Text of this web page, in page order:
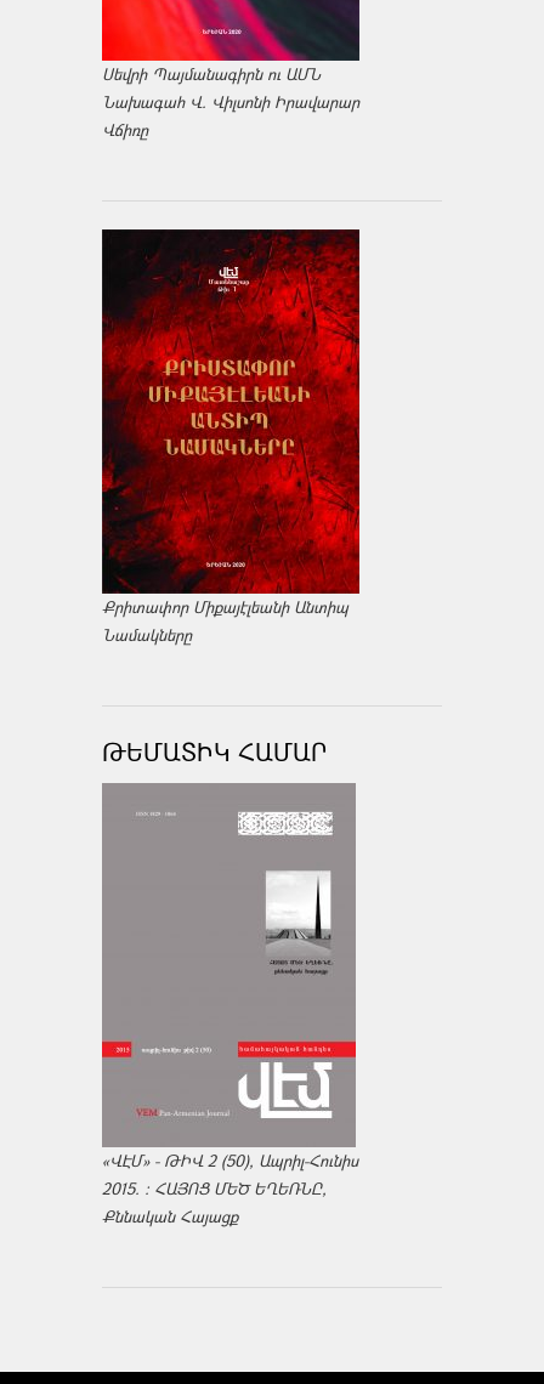
Սեվրի Պայմանագիրն ու ԱՄՆ
Նախագահ Վ. Վիլսոնի Իրավարար
Վճիռը
Քրիտափոր Միքայէլեանի Անտիպ
Նամակները
ԹԵՄԱՏԻԿ ՀԱՄԱՐ
«ՎԷՄ» - ԹԻՎ 2 (50), Ապրիլ-Հունիս
2015. : ՀԱՅՈՑ ՄԵԾ ԵՂԵՌՆԸ,
Քննական Հայացք